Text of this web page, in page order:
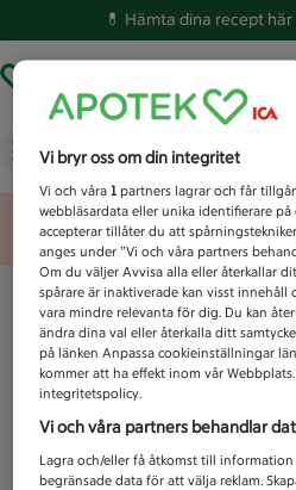
💊 Hämta dina recept här
Vad letar du efter idag?
Unknown
Vi bryr oss om din integritet
Vi och våra1 partners lagrar och får
webbläsardata eller unika identifierare
accepterar tillåter du att
anges under ”Vi och våra partners
Om du väljer Avvisa alla eller återkallar
spårare är inaktiverade kan visst innehåll
vara mindre relevanta för dig. Du kan
ändra dina val eller återkalla ditt
på länken Anpassa cookieinställningar
kommer att ha effekt inom vår
integritetspolicy.
Vi och våra partners behandlar
Lagra och/eller få åtkomst till
begränsade data för att välja reklam.